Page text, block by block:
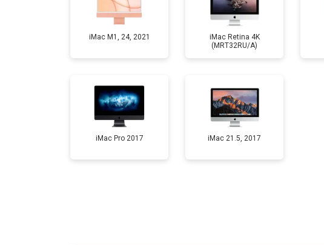
Замена матрицы
Профилактическая чистка
iMac M1, 24, 2021
iMac Retina 4K
(MRT32RU/A)
iMac Pro 2017 iMac 21.5, 2017